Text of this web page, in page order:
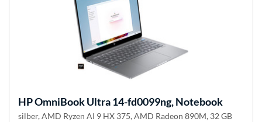
HPOmniBook Ultra 14-fd0099ng, Notebook
silber, AMD Ryzen AI 9 HX 375, AMD Radeon 890M, 32 GB